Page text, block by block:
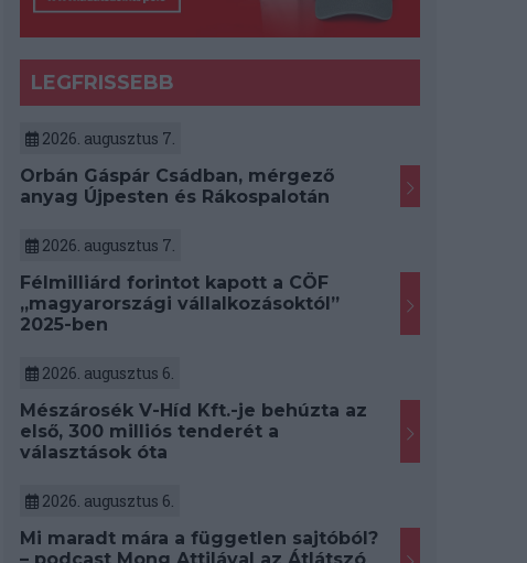
LEGFRISSEBB
2026. augusztus 7.
Orbán Gáspár Csádban, mérgező
anyag Újpesten és Rákospalotán
2026. augusztus 7.
Félmilliárd forintot kapott a CÖF
„magyarországi vállalkozásoktól”
2025-ben
2026. augusztus 6.
Mészárosék V-Híd Kft.-je behúzta az
első, 300 milliós tenderét a
választások óta
2026. augusztus 6.
Mi maradt mára a független sajtóból?